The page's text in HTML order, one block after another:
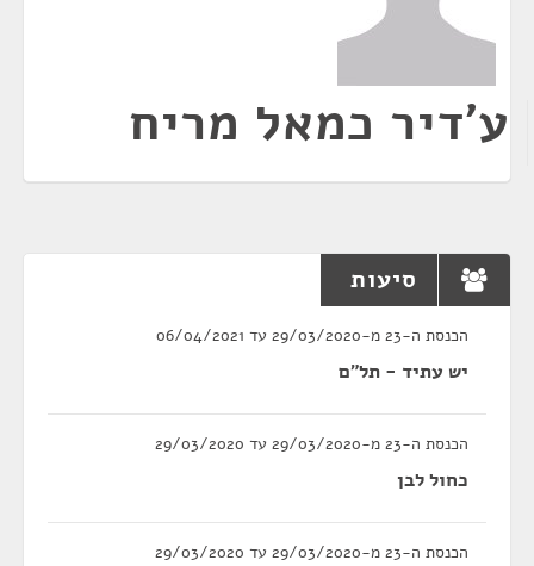
ע'דיר כמאל מריח
סיעות
הכנסת ה-23 מ-29/03/2020 עד 06/04/2021
יש עתיד - תל"ם
הכנסת ה-23 מ-29/03/2020 עד 29/03/2020
כחול לבן
הכנסת ה-23 מ-29/03/2020 עד 29/03/2020